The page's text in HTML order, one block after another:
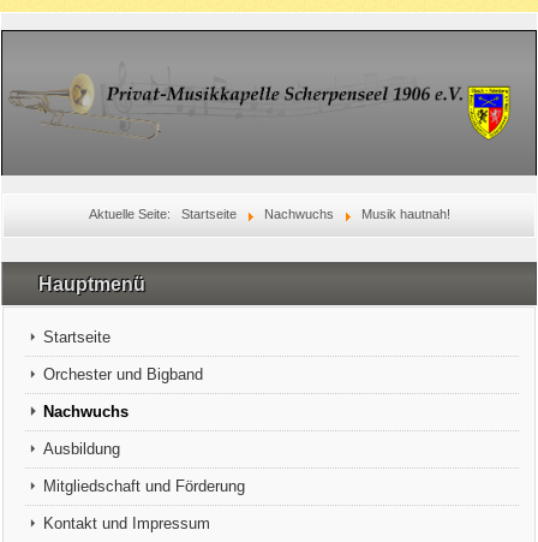
Aktuelle Seite: Startseite Nachwuchs Musik hautnah!
Hauptmenü
Startseite
Orchester und Bigband
Nachwuchs
Ausbildung
Mitgliedschaft und Förderung
Kontakt und Impressum